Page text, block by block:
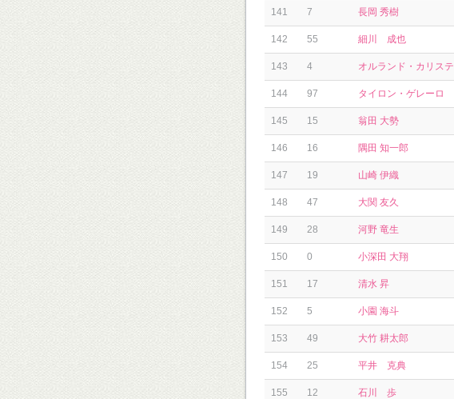
141 7 長岡 秀樹
142 55 細川 成也
143 4 オルランド・カリステ
144 97 タイロン・ゲレーロ
145 15 翁田 大勢
146 16 隅田 知一郎
147 19 山崎 伊織
148 47 大関 友久
149 28 河野 竜生
150 0 小深田 大翔
151 17 清水 昇
152 5 小園 海斗
153 49 大竹 耕太郎
154 25 平井 克典
155 12 石川 歩